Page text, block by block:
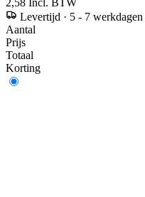
Levertijd · 5 - 7 werkdagen
Aantal
Prijs
Totaal
Korting